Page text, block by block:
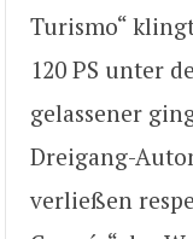
Turismo“
120 PS unter
gelassener
Dreigang-
verließen